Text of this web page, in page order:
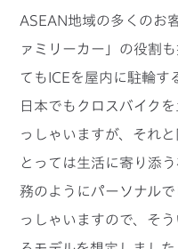
ASEAN地域の多くのお
ァミリーカー」の役割
てもICEを屋内に駐輪す
日本でもクロスバイク
っしゃいますが、それ
とっては生活に寄り添
務のようにパーソナル
っしゃいますので、そ